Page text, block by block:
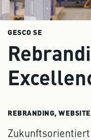
GESCO SE
REBRANDING,